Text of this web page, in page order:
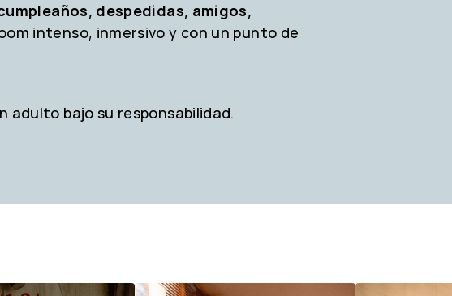
despedidas, amigos,
intenso, inmersivo y con un punto de
adulto bajo su responsabilidad.